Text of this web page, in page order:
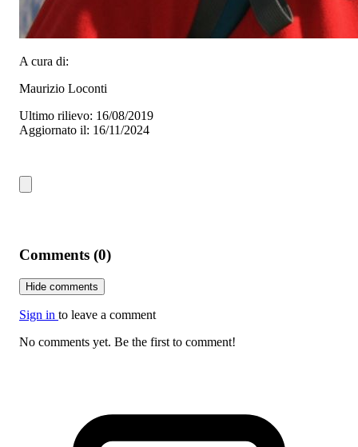
A cura di:
Maurizio Loconti
Ultimo rilievo: 16/08/2019
Aggiornato il: 16/11/2024
Comments (0)
Hide comments
Sign in to leave a comment
No comments yet. Be the first to comment!